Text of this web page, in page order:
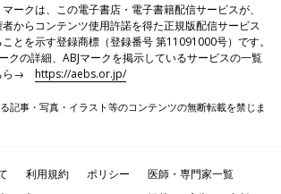
マークは、この電子書店・電子書籍配信サービスが、
からコンテンツ使用許諾を得た正規版配信サービス
とを示す登録商標（登録番号 第11091000号）です。
クの詳細、ABJマークを掲示しているサービスの一覧
ら→https://aebs.or.jp/
記事・写真・イラスト等のコンテンツの無断転載を禁じま
利用規約 ポリシー
医師・専門家一覧